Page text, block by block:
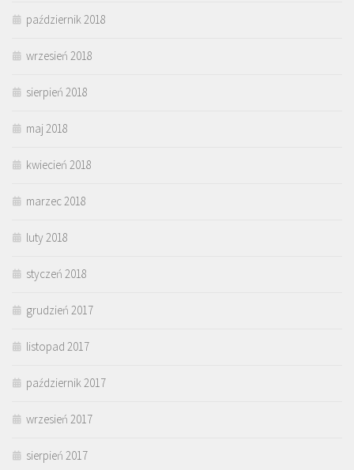
październik 2018
wrzesień 2018
sierpień 2018
maj 2018
kwiecień 2018
marzec 2018
luty 2018
styczeń 2018
grudzień 2017
listopad 2017
październik 2017
wrzesień 2017
sierpień 2017